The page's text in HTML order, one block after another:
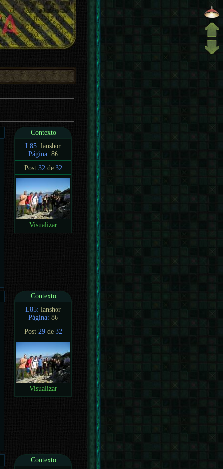
Contexto
L85: lanshor
Página: 86
Post 32de 32
Visualizar
Contexto
L85: lanshor
Página: 86
Post 29de 32
Visualizar
Contexto